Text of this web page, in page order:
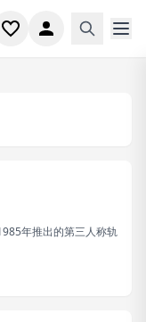
年推出的第三人称轨